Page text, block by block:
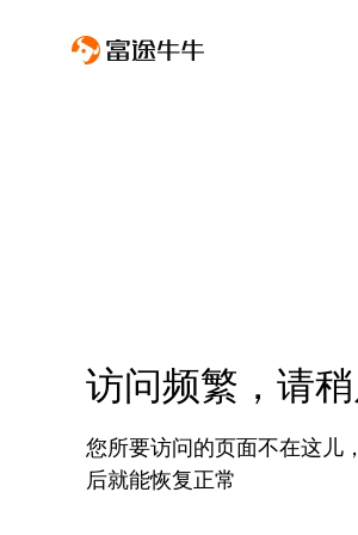
访问频繁，请
您所要访问的页面不在这儿
后就能恢复正常